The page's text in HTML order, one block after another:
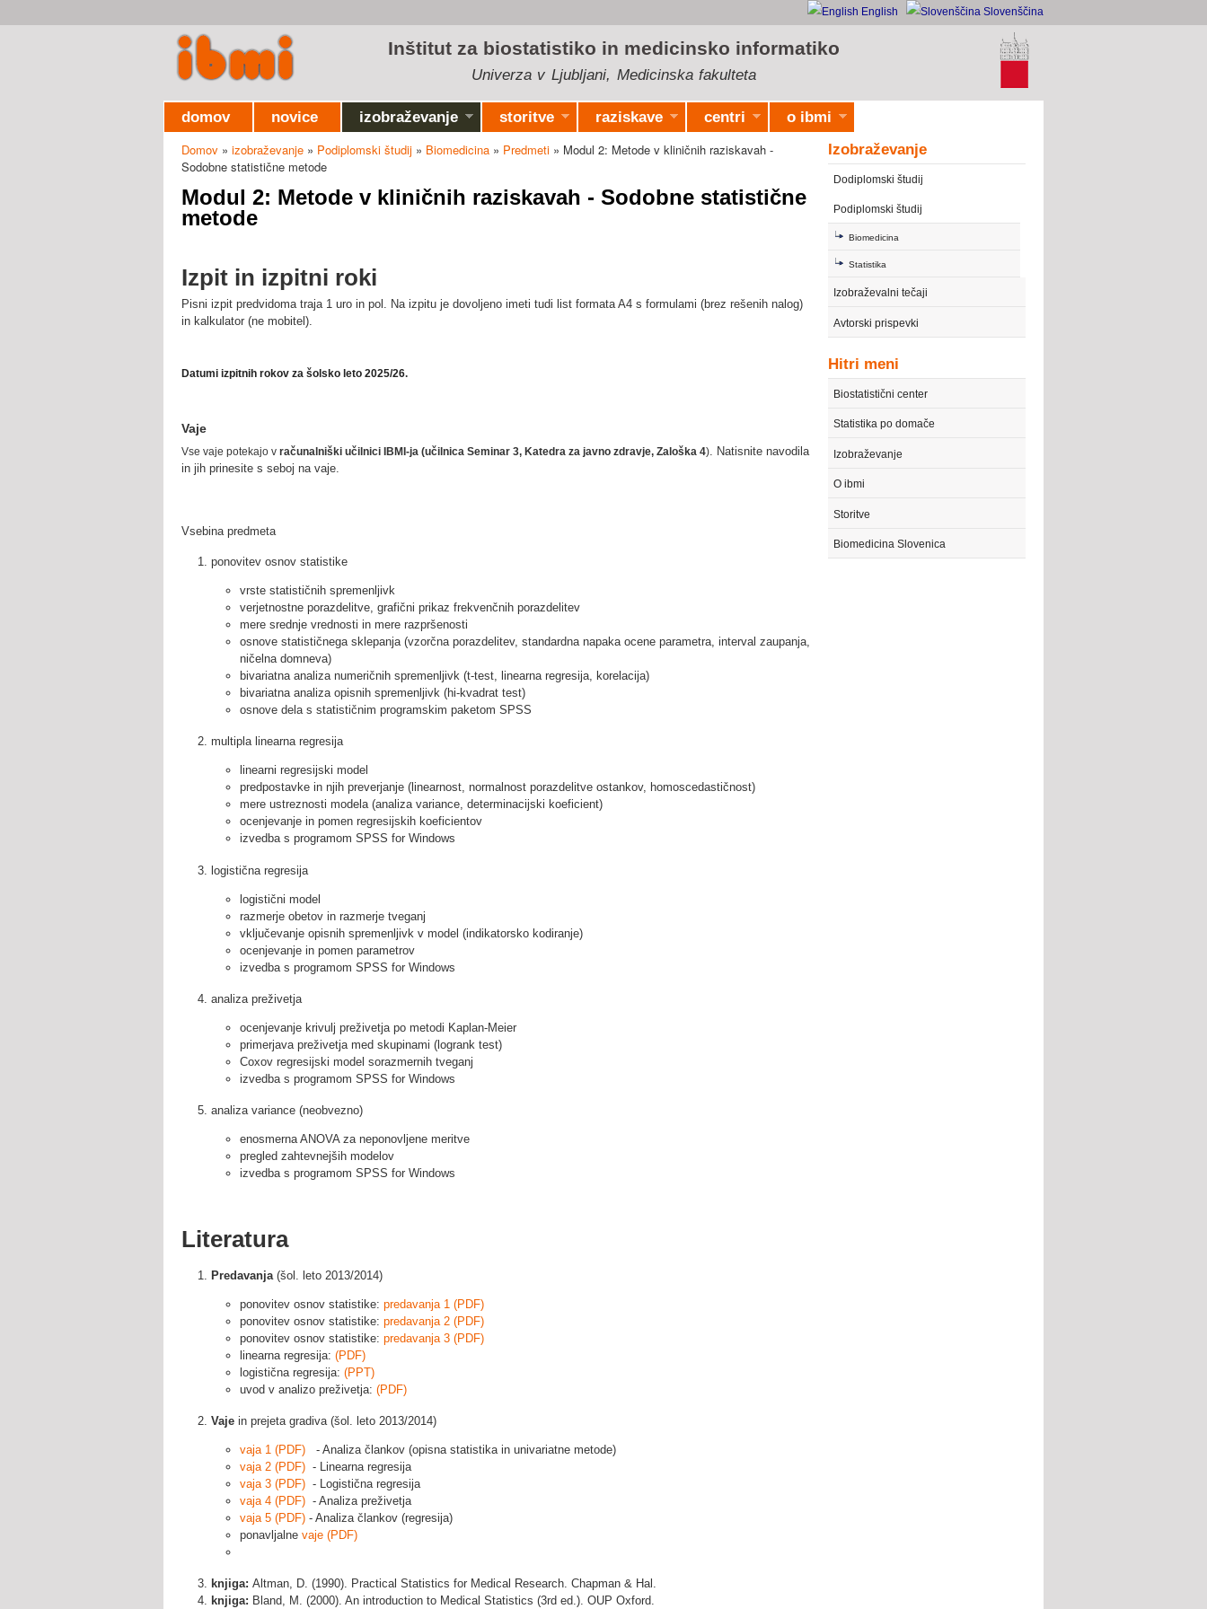
main
content
English Slovenščina
Inštitut za biostatistiko in medicinsko informatiko
Univerza v Ljubljani, Medicinska fakulteta
domov novice izobraževanje storitve raziskave centri o ibmi
Nahajate se tukaj
Domov » izobraževanje » Podiplomski študij » Biomedicina » Predmeti » Modul 2: Metode v kliničnih raziskavah -
Sodobne statistične metode
Modul 2: Metode v kliničnih raziskavah - Sodobne statistične
metode
Izpit in izpitni roki
Pisni izpit predvidoma traja 1 uro in pol. Na izpitu je dovoljeno imeti tudi list formata A4 s formulami (brez rešenih nalog)
in kalkulator (ne mobitel).
Datumi izpitnih rokov za šolsko leto 2025/26.
Vaje
Vse vaje potekajo v računalniški učilnici IBMI-ja (učilnica Seminar 3, Katedra za javno zdravje, Zaloška 4). Natisnite navodila
in jih prinesite s seboj na vaje.
Vsebina predmeta
ponovitev osnov statistike
vrste statističnih spremenljivk
verjetnostne porazdelitve, grafični prikaz frekvenčnih porazdelitev
mere srednje vrednosti in mere razpršenosti
osnove statističnega sklepanja (vzorčna porazdelitev, standardna napaka ocene parametra, interval zaupanja,
ničelna domneva)
bivariatna analiza numeričnih spremenljivk (t-test, linearna regresija, korelacija)
bivariatna analiza opisnih spremenljivk (hi-kvadrat test)
osnove dela s statističnim programskim paketom SPSS
multipla linearna regresija
linearni regresijski model
predpostavke in njih preverjanje (linearnost, normalnost porazdelitve ostankov, homoscedastičnost)
mere ustreznosti modela (analiza variance, determinacijski koeficient)
ocenjevanje in pomen regresijskih koeficientov
izvedba s programom SPSS for Windows
logistična regresija
logistični model
razmerje obetov in razmerje tveganj
vključevanje opisnih spremenljivk v model (indikatorsko kodiranje)
ocenjevanje in pomen parametrov
izvedba s programom SPSS for Windows
analiza preživetja
ocenjevanje krivulj preživetja po metodi Kaplan-Meier
primerjava preživetja med skupinami (logrank test)
Coxov regresijski model sorazmernih tveganj
izvedba s programom SPSS for Windows
analiza variance (neobvezno)
enosmerna ANOVA za neponovljene meritve
pregled zahtevnejših modelov
izvedba s programom SPSS for Windows
Literatura
Predavanja(šol. leto 2013/2014)
ponovitev osnov statistike: predavanja 1 (PDF)
ponovitev osnov statistike: predavanja 2 (PDF)
ponovitev osnov statistike: predavanja 3 (PDF)
linearna regresija: (PDF)
logistična regresija: (PPT)
uvod v analizo preživetja: (PDF)
Vajein prejeta gradiva (šol. leto 2013/2014)
vaja 1 (PDF)
- Analiza člankov (opisna statistika in univariatne metode)
vaja 2 (PDF) - Linearna regresija
vaja 3 (PDF) - Logistična regresija
vaja 4 (PDF) - Analiza preživetja
vaja 5 (PDF) - Analiza člankov (regresija)
ponavljalne vaje (PDF)
knjiga: Altman, D. (1990). Practical Statistics for Medical Research. Chapman & Hal.
knjiga: Bland, M. (2000). An introduction to Medical Statistics (3rd ed.). OUP Oxford.
Izobraževanje
Dodiplomski študij
Podiplomski študij
Biomedicina
Statistika
Izobraževalni tečaji
Avtorski prispevki
Hitri meni
Biostatistični center
Statistika po domače
Izobraževanje
O ibmi
Storitve
Biomedicina Slovenica